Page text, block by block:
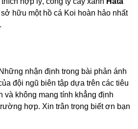
hữu một hồ cá Koi hoàn hảo nhất
Những nhận định trong bài phản ánh
đội ngũ biên tập dựa trên các tiêu
và không mang tính khẳng định
hợp. Xin trân trọng biết ơn bạn